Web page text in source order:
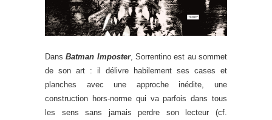
DansBatman Imposter, Sorrentino est au sommet
de son art : il délivre habilement ses cases et
planches avec une approche inédite, une
construction hors-norme qui va parfois dans tous
les sens sans jamais perdre son lecteur (cf.